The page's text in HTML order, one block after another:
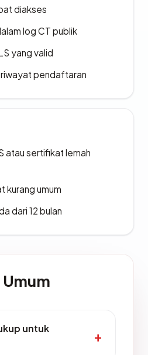
diakses
log CT publik
yang valid
pendaftaran
atau sertifikat lemah
kurang umum
dari 12 bulan
untuk